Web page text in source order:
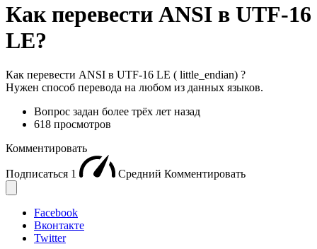
Как перевести ANSI в UTF-16
LE?
Как перевести ANSI в UTF-16 LE ( little_endian) ?
Нужен способ перевода на любом из данных языков.
Вопрос задан более трёх лет назад
618 просмотров
Комментировать
Подписаться 1 Средний Комментировать
Facebook
Вконтакте
Twitter